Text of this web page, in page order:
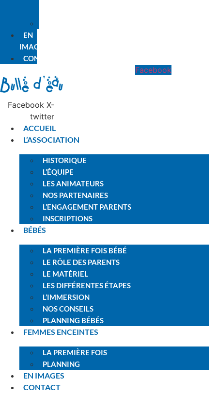
EN
IMAGES
CONTACT
Facebook
Facebook X-
twitter
ACCUEIL
L’ASSOCIATION
HISTORIQUE
L’ÉQUIPE
LES ANIMATEURS
NOS PARTENAIRES
L’ENGAGEMENT PARENTS
INSCRIPTIONS
BÉBÉS
LA PREMIÈRE FOIS BÉBÉ
LE RÔLE DES PARENTS
LE MATÉRIEL
LES DIFFÉRENTES ÉTAPES
L’IMMERSION
NOS CONSEILS
PLANNING BÉBÉS
FEMMES ENCEINTES
LA PREMIÈRE FOIS
PLANNING
EN IMAGES
CONTACT